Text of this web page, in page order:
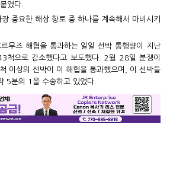
였다.
중요한 해상 항로 중 하나를 계속해서 마비시키
무즈 해협을 통과하는 일일 선박 통행량이 지난
척으로 감소했다고 보도했다. 2월 28일 분쟁이
이상의 선박이 이 해협을 통과했으며, 이 선박들
5분의 1을 수송하고 있었다.